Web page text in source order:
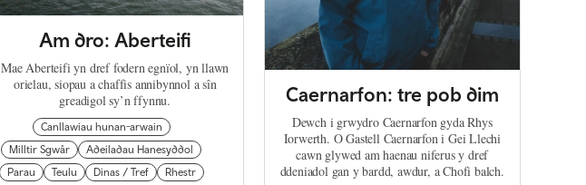
Am dro: Aberteifi
Mae Aberteifi yn dref fodern egnïol, yn llawn
orielau, siopau a chaffis annibynnol a sîn
greadigol sy’n ffynnu.
Canllawiau hunan-arwain
Milltir Sgwâr
Adeiladau Hanesyddol
Parau
Teulu Dinas / Tref
Rhestr
Caernarfon: tre pob dim
Dewch i grwydro Caernarfon gyda Rhys
Iorwerth. O Gastell Caernarfon i Gei Llechi
cawn glywed am haenau niferus y dref
ddeniadol gan y bardd, awdur, a Chofi balch.